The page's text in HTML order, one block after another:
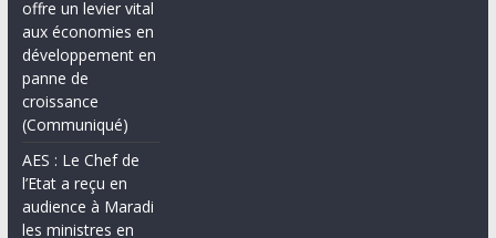
offre un levier vital
aux économies en
développement en
panne de
croissance
(Communiqué)
AES : Le Chef de
l’Etat a reçu en
audience à Maradi
les ministres en